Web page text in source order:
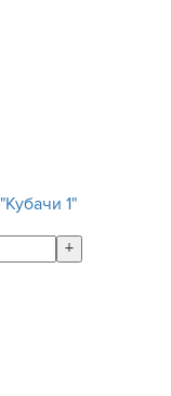
1"
+